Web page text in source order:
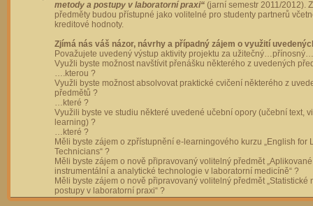
metody a postupy v laboratorní praxi“ (jarní semestr 2011/2012).
předměty budou přístupné jako volitelné pro studenty partnerů
kreditové hodnoty.
Zjímá nás váš názor, návrhy a případný zájem o využití
Považujete uvedený výstup aktivity projektu za
Využli byste možnost navštívit přenášku některého z uvedených
….kterou ?
Využli byste možnost absolvovat praktické cvičení některého z
předmětů ?
…které ?
Využili byste ve studiu některé uvedené učební opory (učební text,
learning) ?
…které ?
Měli byste zájem o zpřístupnění e-learningového kurzu „English for
Technicians“ ?
Měli byste zájem o nově připravovaný volitelný předmět „Aplikované
instrumentální a analytické technologie v laboratorní medicíně“ ?
Měli byste zájem o nově připravovaný volitelný předmět „Statistické
postupy v laboratorní praxi“ ?